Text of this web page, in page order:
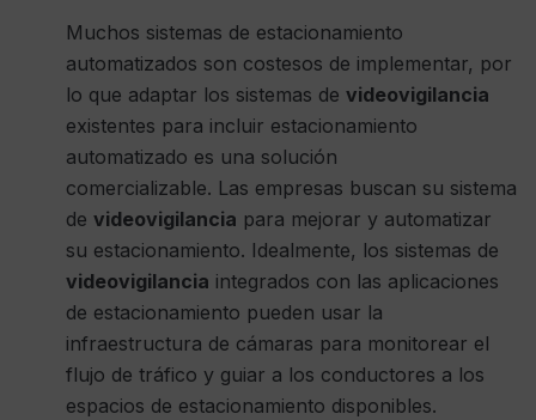
Muchos sistemas de estacionamiento
automatizados son costesos de implementar, por
lo que adaptar los sistemas de videovigilancia
existentes para incluir estacionamiento
automatizado es una solución
comercializable. Las empresas buscan su sistema
de videovigilancia para mejorar y automatizar
su estacionamiento. Idealmente, los sistemas de
videovigilancia integrados con las aplicaciones
de estacionamiento pueden usar la
infraestructura de cámaras para monitorear el
flujo de tráfico y guiar a los conductores a los
espacios de estacionamiento disponibles.